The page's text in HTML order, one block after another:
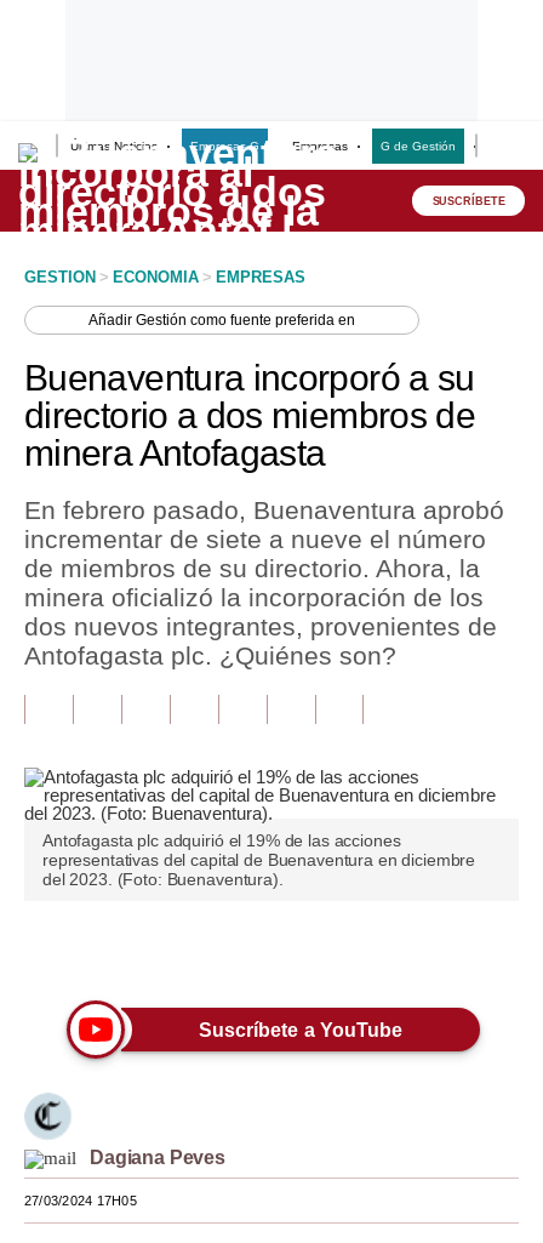
Últimas Noticias Empresas G Empresas G de Gestión
Lo último
Peru Quiosco
Economía
Mercados
Política
Tu Dinero
Finanzas Personales
Opinión
Editorial
Pregunta de hoy
Lujo
Moda
Estilos
Mundo
SUSCRÍBETE
GESTION > ECONOMIA > EMPRESAS
AñadirGestión como fuente preferida en
Buenaventura incorporó a su
directorio a dos miembros de
minera Antofagasta
En febrero pasado, Buenaventura aprobó
incrementar de siete a nueve el número
de miembros de su directorio. Ahora, la
minera oficializó la incorporación de los
dos nuevos integrantes, provenientes de
Antofagasta plc. ¿Quiénes son?
Antofagasta plc adquirió el 19% de las acciones
representativas del capital de Buenaventura en diciembre
del 2023. (Foto: Buenaventura).
Suscríbete a YouTube
Dagiana Peves
27/03/2024 17H05